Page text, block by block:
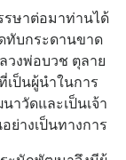
ษาต่อมาท่านได้
ทับกระดานขาด
วงพ่อบวช ตุลาย
ป็นผู้นำในการ
าวัดและเป็นเจ้า
ย่างเป็นทางการ